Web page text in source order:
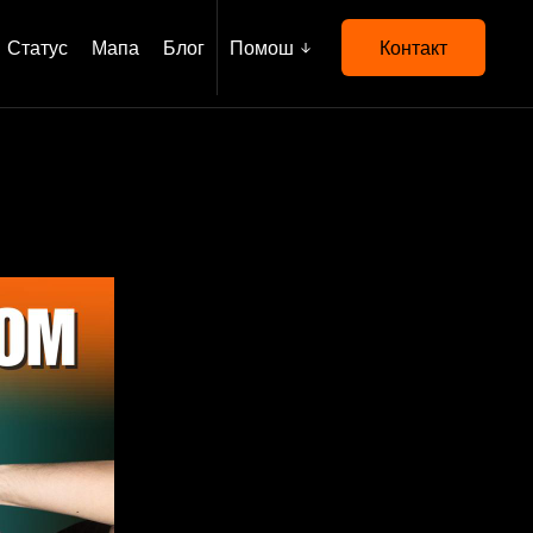
Статус Мапа Блог Помош Контакт